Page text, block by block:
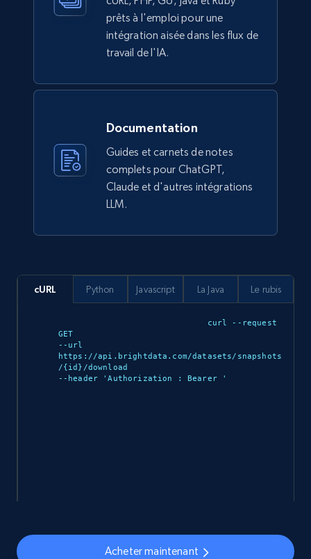
prêts à l'emploi pour une
intégration aisée dans les flux de
travail de l'IA.
Documentation
Guides et carnets de notes
complets pour ChatGPT,
Claude et d'autres intégrations
LLM.
cURL
curl --request
GET
--url
https://api.brightdata.com/datasets/snapshots
/{id}/download
--header 'Authorization : Bearer
'
Python Javascript La Java Le rubis
Acheter maintenant